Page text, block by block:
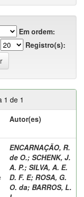
Em ordem:
Registro(s):
1 de 1
Autor(es)
ENCARNAÇÃO, R.
de O.; SCHENK, J.
A. P.; SILVA, A. E.
D. F. E; ROSA, G.
O. da; BARROS, L.